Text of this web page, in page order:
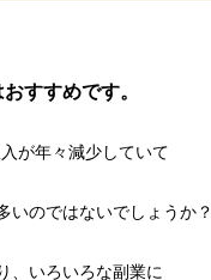
すすめです。
が年々減少していて
いのではないでしょうか？
、いろいろな副業に